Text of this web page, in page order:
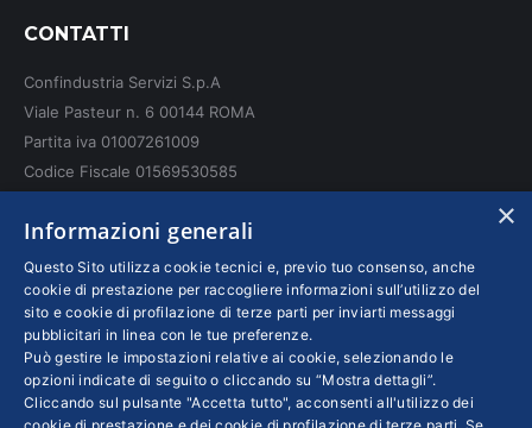
opens
new
window
opens
in
new
window
opens
in
window
CONTATTI
Confindustria Servizi S.p.A
Viale Pasteur n. 6 00144 ROMA
Partita iva 01007261009
Codice Fiscale 01569530585
INFO LEGALI
Colophon editoriali
Disclaimer
Privacy
Coordinate Bancarie
×
Informazioni generali
Questo Sito utilizza cookie tecnici e, previo tuo consenso, anche
cookie di prestazione per raccogliere informazioni sull’utilizzo del
sito e cookie di profilazione di terze parti per inviarti messaggi
pubblicitari in linea con le tue preferenze.
Può gestire le impostazioni relative ai cookie, selezionando le
opzioni indicate di seguito o cliccando su “Mostra dettagli”.
Cliccando sul pulsante "Accetta tutto", acconsenti all'utilizzo dei